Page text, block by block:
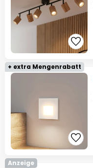
+ extra Mengenrabatt
Anzeige